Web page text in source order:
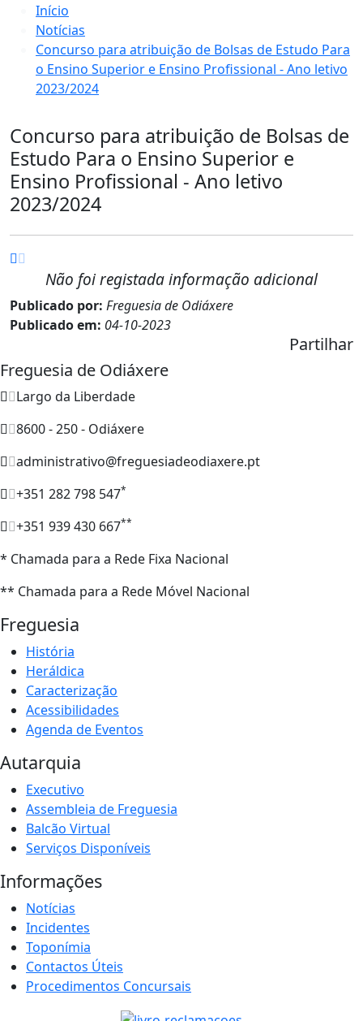
Início
Notícias
Concurso para atribuição de Bolsas de Estudo Para
o Ensino Superior e Ensino Profissional - Ano letivo
2023/2024
Concurso para atribuição de Bolsas de
Estudo Para o Ensino Superior e
Ensino Profissional - Ano letivo
2023/2024
Não foi registada informação adicional
Publicado por: Freguesia de Odiáxere
Publicado em: 04-10-2023
Partilhar
Freguesia de Odiáxere
Largo da Liberdade
8600 - 250 - Odiáxere
administrativo@freguesiadeodiaxere.pt
+351 282 798 547*
+351 939 430 667**
* Chamada para a Rede Fixa Nacional
** Chamada para a Rede Móvel Nacional
Freguesia
História
Heráldica
Caracterização
Acessibilidades
Agenda de Eventos
Autarquia
Executivo
Assembleia de Freguesia
Balcão Virtual
Serviços Disponíveis
Informações
Notícias
Incidentes
Toponímia
Contactos Úteis
Procedimentos Concursais